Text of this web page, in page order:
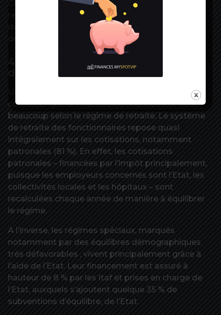
COR, ces subventions représentent 81 % des
recettes du régime des mines et au moins 60 %
des recettes des régimes spéciaux de la SNCF et
4. Un financement très dépendant
constater que la structure du financement varie
beaucoup selon le régime de retraite. Le système
de retraite des fonctionnaires repose quasi
intégralement sur les cotisations, notamment
patronales (81 %). En effet, les cotisations
patronales – financées par l’impôt principalement,
puisque les employeurs concernés sont l’Etat, les
collectivités locales et les hôpitaux – sont
recalculées chaque année de manière à équilibrer
le régime.
A l’inverse, les régimes spéciaux, marqués
notamment par des équilibres démographiques
très défavorables , vivent principalement grâce à
l’aide de l’Etat. Leur financement est assuré à
hauteur de 8 % par les Itaf et prises en charge de
l’Etat, auxquels s’ajoutent quelque 35 % de
subventions d’équilibre, de l’Etat.